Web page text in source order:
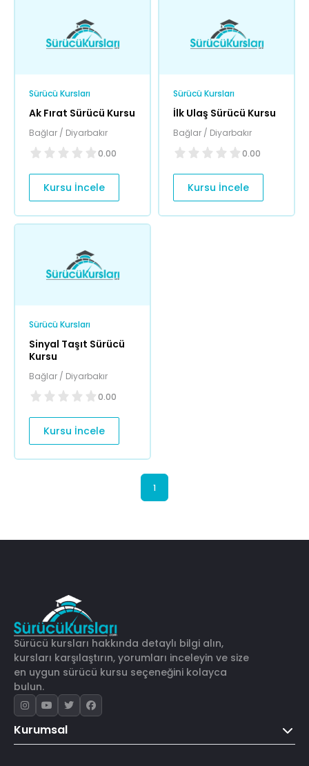
Sürücü Kursları
Ak Fırat Sürücü Kursu
Bağlar / Diyarbakır
0.00
Kursu İncele
Sürücü Kursları
İlk Ulaş Sürücü Kursu
Bağlar / Diyarbakır
0.00
Kursu İncele
Sürücü Kursları
Sinyal Taşıt Sürücü
Kursu
Bağlar / Diyarbakır
0.00
Kursu İncele
1
Sürücü kursları hakkında detaylı bilgi alın,
kursları karşılaştırın, yorumları inceleyin ve size
en uygun sürücü kursu seçeneğini kolayca
bulun.
Kurumsal